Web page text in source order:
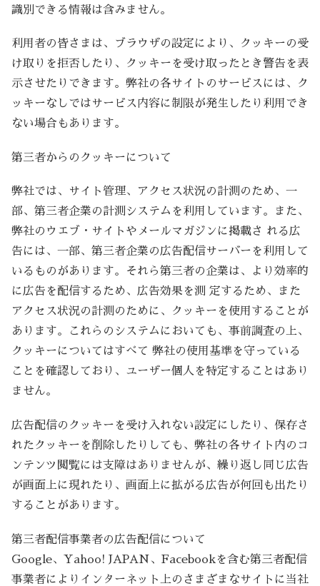
識別できる情報は含みません。
利用者の皆さまは、ブラウザの設定により、クッキーの受
け取りを拒否したり、クッキーを受け取ったとき警告を表
示させたりできます。弊社の各サイトのサービスには、ク
ッキーなしではサービス内容に制限が発生したり利用でき
ない場合もあります。
第三者からのクッキーについて
弊社では、サイト管理、アクセス状況の計測のため、一
部、第三者企業の計測システムを利用しています。また、
弊社のウエブ・サイトやメールマガジンに掲載さ れる広
告には、一部、第三者企業の広告配信サーバーを利用して
いるものがあります。それら第三者の企業は、より効率的
に広告を配信するため、広告効果を測 定するため、また
アクセス状況の計測のために、クッキーを使用することが
あります。これらのシステムにおいても、事前調査の上、
クッキーについてはすべて 弊社の使用基準を守っている
ことを確認しており、ユーザー個人を特定することはあり
ません。
広告配信のクッキーを受け入れない設定にしたり、保存さ
れたクッキーを削除したりしても、弊社の各サイト内のコ
ンテンツ閲覧には支障はありませんが、繰り返し同じ広告
が画面上に現れたり、画面上に拡がる広告が何回も出たり
することがあります。
第三者配信事業者の広告配信について
Google、Yahoo! JAPAN、Facebookを含む第三者配信
事業者によりインターネット上のさまざまなサイトに当社